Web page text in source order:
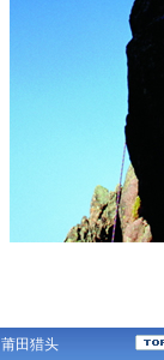
莆田猎头